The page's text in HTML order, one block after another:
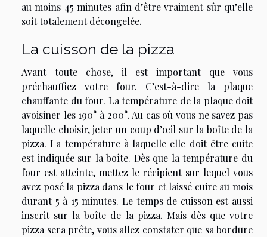
au moins 45 minutes afin d’être vraiment sûr qu’elle
soit totalement décongelée.
La cuisson de la pizza
Avant toute chose, il est important que vous
préchauffiez votre four. C’est-à-dire la plaque
chauffante du four. La température de la plaque doit
avoisiner les 190° à 200°. Au cas où vous ne savez pas
laquelle choisir, jeter un coup d’œil sur la boîte de la
pizza. La température à laquelle elle doit être cuite
est indiquée sur la boîte. Dès que la température du
four est atteinte, mettez le récipient sur lequel vous
avez posé la pizza dans le four et laissé cuire au mois
durant 5 à 15 minutes. Le temps de cuisson est aussi
inscrit sur la boîte de la pizza. Mais dès que votre
pizza sera prête, vous allez constater que sa bordure